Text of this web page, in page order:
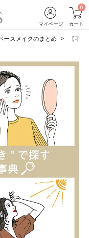
マイページ
0
カート
ースメイクのまとめ 【毛